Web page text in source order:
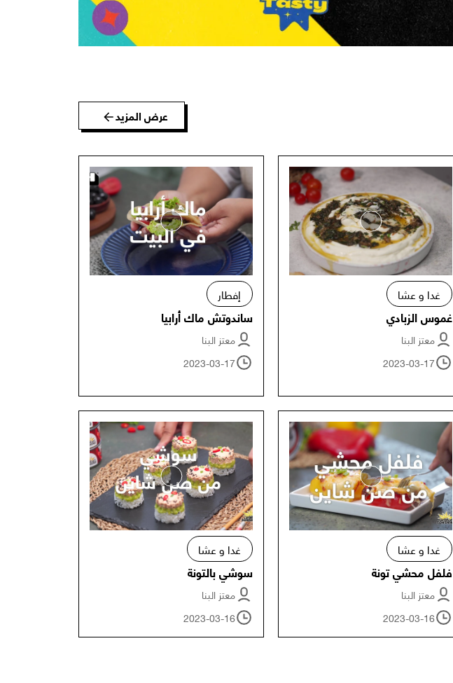
عرض المزيد
غدا و عشا
غموس الزبادي
معتز البنا
2023-03-17
إفطار
ساندوتش ماك أرابيا
معتز البنا
2023-03-17
غدا و عشا
فلفل محشي تونة
معتز البنا
2023-03-16
غدا و عشا
سوشي بالتونة
معتز البنا
2023-03-16